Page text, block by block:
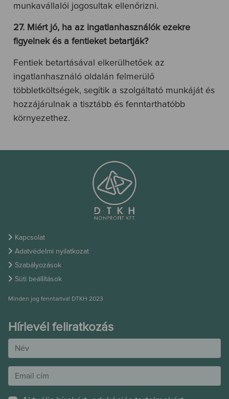
munkavállalói jogosultak ellenőrizni.
27. Miért jó, ha az ingatlanhasználók ezekre
figyelnek és a fentieket betartják?
Fentiek betartásával elkerülhetőek az
ingatlanhasználó oldalán felmerülő
többletköltségek, segítik a szolgáltató munkáját és
hozzájárulnak a tisztább és fenntarthatóbb
környezethez.
Kapcsolat
Adatvédelmi nyilatkozat
Szabályozások
Süti beállítások
Minden jog fenntartva! DTKH 2023
Hírlevél feliratkozás